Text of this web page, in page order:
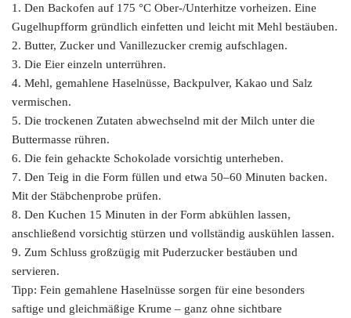
1. Den Backofen auf 175 °C Ober-/Unterhitze vorheizen. Eine
Gugelhupfform gründlich einfetten und leicht mit Mehl bestäuben.
2. Butter, Zucker und Vanillezucker cremig aufschlagen.
3. Die Eier einzeln unterrühren.
4. Mehl, gemahlene Haselnüsse, Backpulver, Kakao und Salz
vermischen.
5. Die trockenen Zutaten abwechselnd mit der Milch unter die
Buttermasse rühren.
6. Die fein gehackte Schokolade vorsichtig unterheben.
7. Den Teig in die Form füllen und etwa 50–60 Minuten backen.
Mit der Stäbchenprobe prüfen.
8. Den Kuchen 15 Minuten in der Form abkühlen lassen,
anschließend vorsichtig stürzen und vollständig auskühlen lassen.
9. Zum Schluss großzügig mit Puderzucker bestäuben und
servieren.
Tipp: Fein gemahlene Haselnüsse sorgen für eine besonders
saftige und gleichmäßige Krume – ganz ohne sichtbare